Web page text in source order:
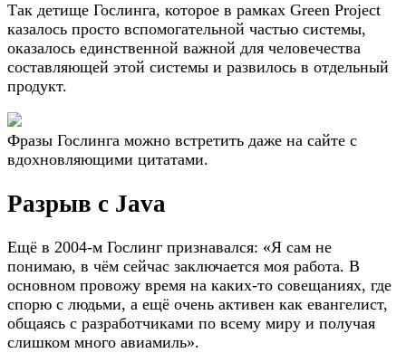
Так детище Гослинга, которое в рамках Green Project
казалось просто вспомогательной частью системы,
оказалось единственной важной для человечества
составляющей этой системы и развилось в отдельный
продукт.
Фразы Гослинга можно встретить даже на сайте с
вдохновляющими цитатами.
Разрыв с Java
Ещё в 2004-м Гослинг признавался: «Я сам не
понимаю, в чём сейчас заключается моя работа. В
основном провожу время на каких-то совещаниях, где
спорю с людьми, а ещё очень активен как евангелист,
общаясь с разработчиками по всему миру и получая
слишком много авиамиль».